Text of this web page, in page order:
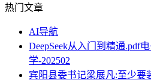
热门文章
AI导航
DeepSeek从入门到精通.pdf
学-202502
宾阳县委书记梁展凡:至少要